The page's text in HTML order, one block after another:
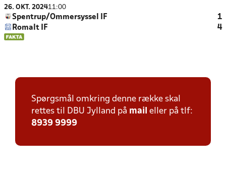
26. OKT. 202411:00
Spentrup/Ommersyssel IF
1
Romalt IF
4
Spørgsmål omkring denne række skal
rettes til DBU Jylland på mail eller på tlf:
8939 9999